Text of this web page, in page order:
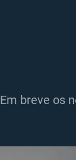
Em breve os